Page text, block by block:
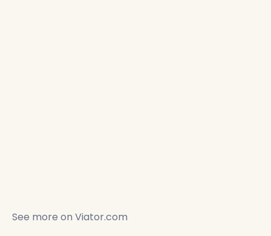
See more on Viator.com